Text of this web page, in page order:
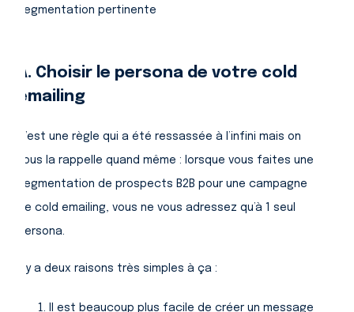
segmentation pertinente
A. Choisir le persona de votre cold
emailing
C’est une règle qui a été ressassée à l’infini mais on
vous la rappelle quand même : lorsque vous faites une
segmentation de prospects B2B pour une campagne
de cold emailing, vous ne vous adressez qu’à 1 seul
persona.
Il y a deux raisons très simples à ça :
Il est beaucoup plus facile de créer un message